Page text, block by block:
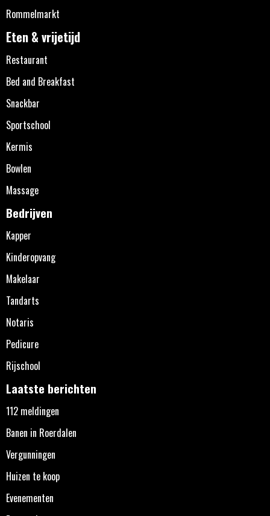
Rommelmarkt
Eten & vrijetijd
Restaurant
Bed and Breakfast
Snackbar
Sportschool
Kermis
Bowlen
Massage
Bedrijven
Kapper
Kinderopvang
Makelaar
Tandarts
Notaris
Pedicure
Rijschool
Laatste berichten
112 meldingen
Banen in Roerdalen
Vergunningen
Huizen te koop
Evenementen